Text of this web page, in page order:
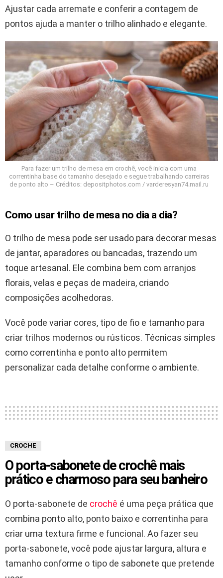
Ajustar cada arremate e conferir a contagem de
pontos ajuda a manter o trilho alinhado e elegante.
Para fazer um trilho de mesa em crochê, você inicia com uma
correntinha base do tamanho desejado e segue trabalhando carreiras
de ponto alto – Créditos: depositphotos.com / varderesyan74.mail.ru
Como usar trilho de mesa no dia a dia?
O trilho de mesa pode ser usado para decorar mesas
de jantar, aparadores ou bancadas, trazendo um
toque artesanal. Ele combina bem com arranjos
florais, velas e peças de madeira, criando
composições acolhedoras.
Você pode variar cores, tipo de fio e tamanho para
criar trilhos modernos ou rústicos. Técnicas simples
como correntinha e ponto alto permitem
personalizar cada detalhe conforme o ambiente.
CROCHE
O porta-sabonete de crochê mais
prático e charmoso para seu banheiro
O porta-sabonete de crochê é uma peça prática que
combina ponto alto, ponto baixo e correntinha para
criar uma textura firme e funcional. Ao fazer seu
porta-sabonete, você pode ajustar largura, altura e
tamanho conforme o tipo de sabonete que pretende